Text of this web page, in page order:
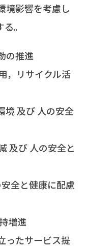
境影響を考慮し
。
の推進
，リサイクル活
境 及び 人の安全
及び 人の安全と
全と健康に配慮
増進
ったサービス提